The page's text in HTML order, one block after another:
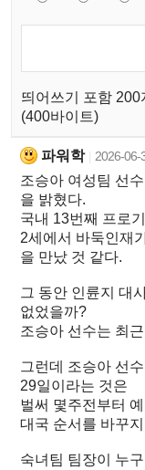
띄어쓰기 포함
(400바이트)
파워학 2026-06-
조승아 여성팀 선
을 밝혔다.
국내 13번째 프로
2세에서 바둑인재
을 만났 것 같다.
그 동안 인륜지 대
없었을까?
조승아 선수는 최
그런데 조승아 선
29일이라는 것은
벌써 몇주전부터
대국 순서를 바꾸
숙녀팀 팀장이 누